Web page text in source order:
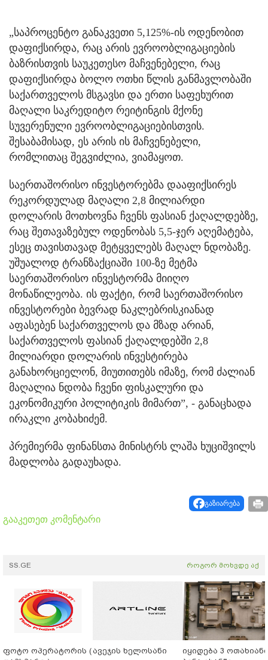
„საპროცენტო განაკვეთი 5,125%-ის ოდენობით
დაფიქსირდა, რაც არის ევროობლიგაციების
ბაზრისთვის საუკეთესო მაჩვენებელი, რაც
დაფიქსირდა ბოლო ოთხი წლის განმავლობაში
საქართველოს მსგავსი და ერთი საფეხურით
მაღალი საკრედიტო რეიტინგის მქონე
სუვერენული ევროობლიგაციებისთვის.
შესაბამისად, ეს არის ის მაჩვენებელი,
რომლითაც შეგვიძლია, ვიამაყოთ.
საერთაშორისო ინვესტორებმა დააფიქსირეს
რეკორდულად მაღალი 2,8 მილიარდი
დოლარის მოთხოვნა ჩვენს ფასიან ქაღალდებზე,
რაც შეთავაზებულ ოდენობას 5,5-ჯერ აღემატება,
ესეც თავისთავად მეტყველებს მაღალ ნდობაზე.
უშუალოდ ტრანზაქციაში 100-ზე მეტმა
საერთაშორისო ინვესტორმა მიიღო
მონაწილეობა. ის ფაქტი, რომ საერთაშორისო
ინვესტორები ბევრად ნაკლებრისკიანად
აფასებენ საქართველოს და მზად არიან,
საქართველოს ფასიან ქაღალდებში 2,8
მილიარდი დოლარის ინვესტირება
განახორციელონ, მიუთითებს იმაზე, რომ ძალიან
მაღალია ნდობა ჩვენი ფისკალური და
ეკონომიკური პოლიტიკის მიმართ”, - განაცხადა
ირაკლი კობახიძემ.
პრემიერმა ფინანსთა მინისტრს ლაშა ხუციშვილს
მადლობა გადაუხადა.
გაზიარება
გააკეთეთ კომენტარი
SS.GE როგორ მოხვდე აქ
ფოტო ოპერატორის (ავეჯის ხელოსანი
იყიდება 3 ოთახიანი